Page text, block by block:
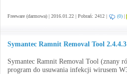
Freeware (darmowa) | 2016.01.22 | Pobrań: 2412 | (0) |
Symantec Ramnit Removal Tool 2.4.4.3
Symantec Ramnit Removal Tool (znany
program do usuwania infekcji wirusem